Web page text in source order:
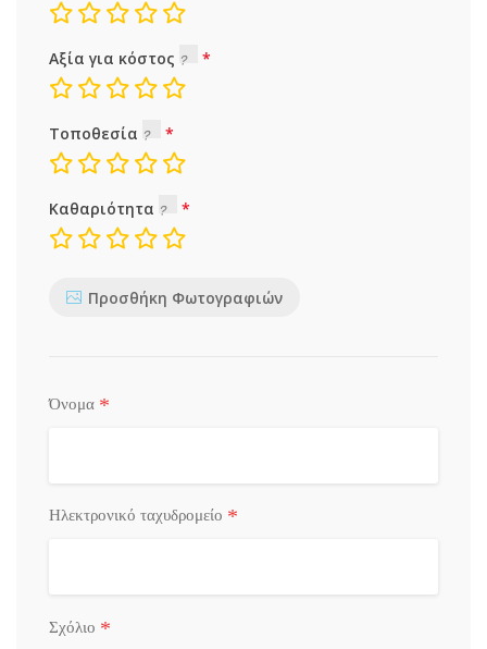
Αξία για κόστος
Τοποθεσία
Καθαριότητα
Προσθήκη Φωτογραφιών
Όνομα *
Ηλεκτρονικό ταχυδρομείο *
Σχόλιο *